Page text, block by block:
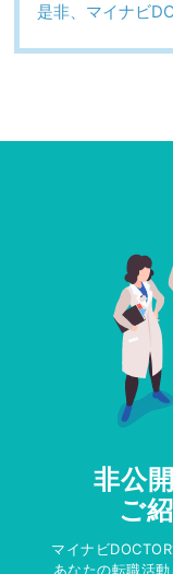
是非、マイナビ
非公
ご
マイナビ
あなたの転職活